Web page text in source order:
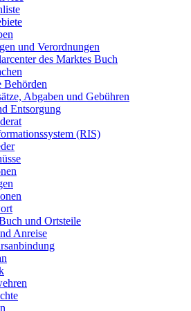
und Verordnungen
des Marktes Buch
Behörden
Abgaben und Gebühren
Entsorgung
(RIS)
und Ortsteile
Anreise